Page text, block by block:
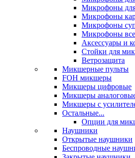
Микрофоны для
Микрофоны
Микрофоны
Микрофоны
Аксессуары и
Стойки для
Ветрозащита
Микшерные пульты
FOH микшеры
Микшеры цифровые
Микшеры
Микшеры с
Остальные...
Опции для
Наушники
Открытые наушники
Беспроводные